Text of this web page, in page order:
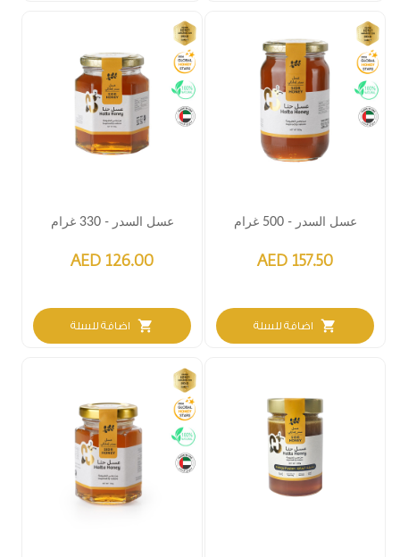
عسل السدر - 500 غرام
AED 157.50
shopping_cart اضافة للسلة
عسل السدر - 330 غرام
AED 126.00
shopping_cart اضافة للسلة